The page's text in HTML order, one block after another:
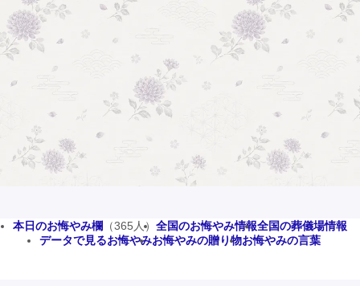
本日のお悔やみ欄 （365人） 全国のお悔やみ情報全国の葬儀場情報
データで見るお悔やみお悔やみの贈り物お悔やみの言葉